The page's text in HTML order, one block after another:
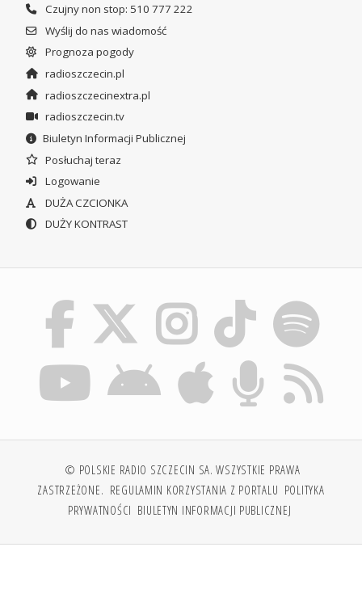
Czujny non stop: 510 777 222
Wyślij do nas wiadomość
Prognoza pogody
radioszczecin.pl
radioszczecinextra.pl
radioszczecin.tv
Biuletyn Informacji Publicznej
Posłuchaj teraz
Logowanie
DUŻA CZCIONKA
DUŻY KONTRAST
© POLSKIE RADIO SZCZECIN SA. WSZYSTKIE PRAWA
ZASTRZEŻONE. REGULAMIN KORZYSTANIA Z PORTALU POLITYKA
PRYWATNOŚCI BIULETYN INFORMACJI PUBLICZNEJ